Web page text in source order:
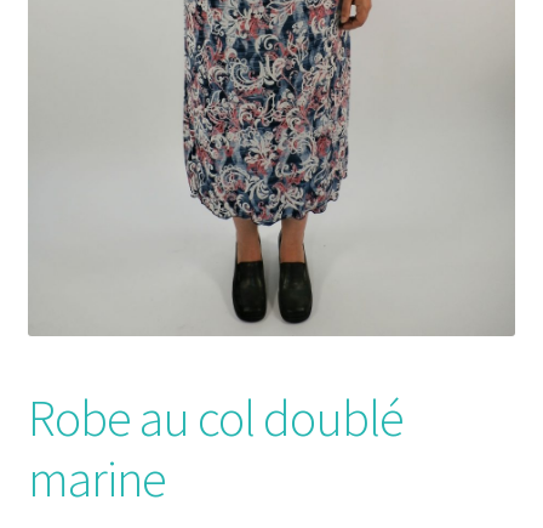
Robe au col doublé
marine